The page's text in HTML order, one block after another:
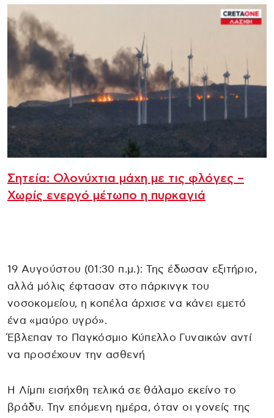
Σητεία: Ολονύχτια μάχη με τις φλόγες –
Χωρίς ενεργό μέτωπο η πυρκαγιά
19 Αυγούστου (01:30 π.μ.): Της έδωσαν εξιτήριο,
αλλά μόλις έφτασαν στο πάρκινγκ του
νοσοκομείου, η κοπέλα άρχισε να κάνει εμετό
ένα «μαύρο υγρό».
Έβλεπαν το Παγκόσμιο Κύπελλο Γυναικών αντί
να προσέχουν την ασθενή
Η Λίμπι εισήχθη τελικά σε θάλαμο εκείνο το
βράδυ. Την επόμενη ημέρα, όταν οι γονείς της